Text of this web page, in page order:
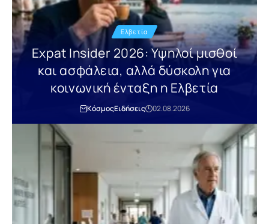
Ελβετία
Expat Insider 2026: Υψηλοί μισθοί
και ασφάλεια, αλλά δύσκολη για
κοινωνική ένταξη η Ελβετία
ΚόσμοςΕιδήσεις 02.08.2026